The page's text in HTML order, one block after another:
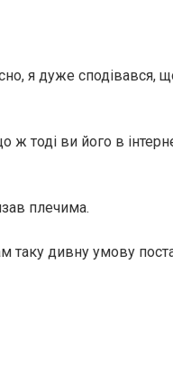
я дуже сподівався,
тоді ви його в
плечима.
таку дивну умову